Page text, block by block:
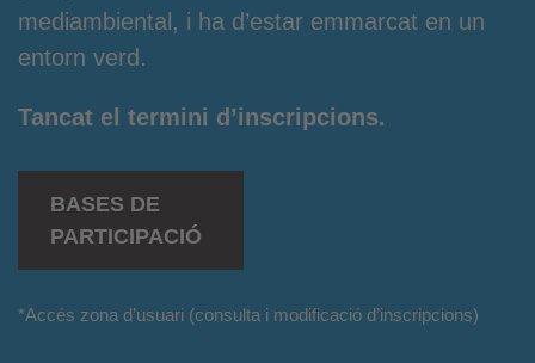
mediambiental, i ha d’estar emmarcat en un
entorn verd.
Tancat el termini d’inscripcions.
BASES DE
PARTICIPACIÓ
*Accés zona d’usuari (consulta i modificació d’inscripcions)